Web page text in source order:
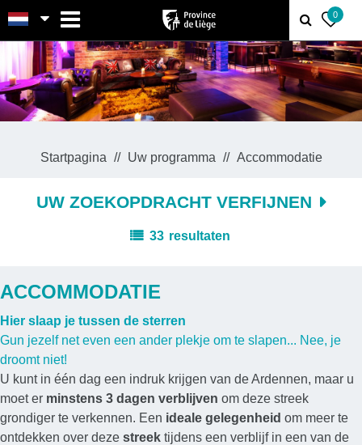
0
Startpagina Uw programma Accommodatie
UW ZOEKOPDRACHT VERFIJNEN
33 resultaten
ACCOMMODATIE
Hier slaap je tussen de sterren
Gun jezelf net even een ander plekje om te slapen... Nee, je
droomt niet!
U kunt in één dag een indruk krijgen van de Ardennen, maar u
moet er minstens 3 dagen verblijven om deze streek
grondiger te verkennen. Een ideale gelegenheid om meer te
ontdekken over deze streek tijdens een verblijf in een van de